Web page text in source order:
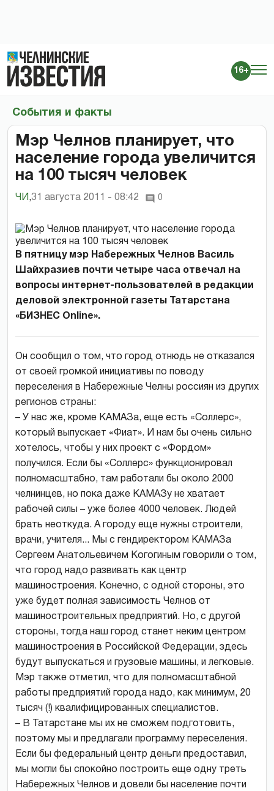
16+
События и факты
Мэр Челнов планирует, что
население города увеличится
на 100 тысяч человек
ЧИ ,31 августа 2011 - 08:42 0
В пятницу мэр Набережных Челнов Василь
Шайхразиев почти четыре часа отвечал на
вопросы интернет-пользователей в редакции
деловой электронной газеты Татарстана
«БИЗНЕС Online».
Он сообщил о том, что город отнюдь не отказался
от своей громкой инициативы по поводу
переселения в Набережные Челны россиян из других
регионов страны:
– У нас же, кроме КАМАЗа, еще есть «Соллерс»,
который выпускает «Фиат». И нам бы очень сильно
хотелось, чтобы у них проект с «Фордом»
получился. Если бы «Соллерс» функционировал
полномасштабно, там работали бы около 2000
челнинцев, но пока даже КАМАЗу не хватает
рабочей силы – уже более 4000 человек. Людей
брать неоткуда. А городу еще нужны строители,
врачи, учителя... Мы с гендиректором КАМАЗа
Сергеем Анатольевичем Когогиным говорили о том,
что город надо развивать как центр
машиностроения. Конечно, с одной стороны, это
уже будет полная зависимость Челнов от
машиностроительных предприятий. Но, с другой
стороны, тогда наш город станет неким центром
машиностроения в Российской Федерации, здесь
будут выпускаться и грузовые машины, и легковые.
Мэр также отметил, что для полномасштабной
работы предприятий города надо, как минимум, 20
тысяч (!) квалифицированных специалистов.
– В Татарстане мы их не сможем подготовить,
поэтому мы и предлагали программу переселения.
Если бы федеральный центр деньги предоставил,
мы могли бы спокойно построить еще одну треть
Набережных Челнов и довели бы население почти